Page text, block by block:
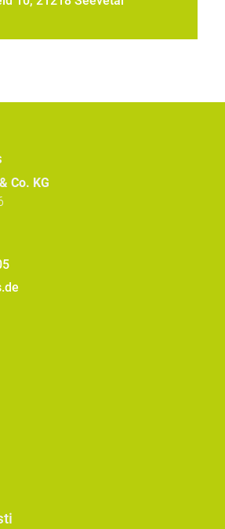
Co. KG